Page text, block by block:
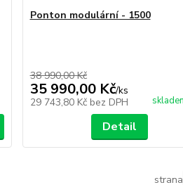
Ponton modulární - 1500
38 990,00 Kč
35 990,00 Kč/ks
29 743,80 Kč bez DPH
Detail
strana